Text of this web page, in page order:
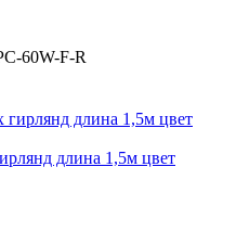
60W-F-R
длина 1,5м цвет